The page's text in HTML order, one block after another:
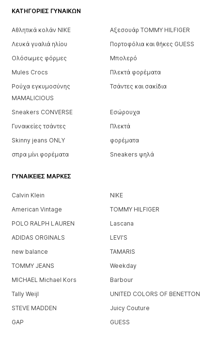
ΚΑΤΗΓΟΡΊΕΣ ΓΥΝΑΙΚΏΝ
Αθλητικά κολάν NIKE
Αξεσουάρ TOMMY HILFIGER
Λευκά γυαλιά ηλίου
Πορτοφόλια και θήκες GUESS
Ολόσωμες φόρμες
Μπολερό
Mules Crocs
Πλεκτά φορέματα
Ρούχα εγκυμοσύνης
MAMALICIOUS
Τσάντες και σακίδια
Sneakers CONVERSE
Εσώρουχα
Γυναικείες τσάντες
Πλεκτά
Skinny jeans ONLY
φορέματα
σπρα μίνι φορέματα
Sneakers ψηλά
ΓΥΝΑΙΚΕΊΕΣ ΜΆΡΚΕΣ
Calvin Klein
NIKE
American Vintage
TOMMY HILFIGER
POLO RALPH LAUREN
Lascana
ADIDAS ORGINALS
LEVI'S
new balance
TAMARIS
TOMMY JEANS
Weekday
MICHAEL Michael Kors
Barbour
Tally Weijl
UNITED COLORS OF BENETTON
STEVE MADDEN
Juicy Couture
GAP
GUESS